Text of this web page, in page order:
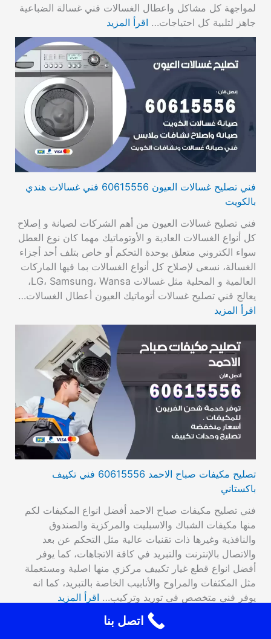
لمواجهة كل مشاكل واعطال الغسالات فني غسالة الضباعية
جاهز لتلبية كل احتياجات… اقرأ المزيد
فني تصليح غسالات العيون 60615556 فني غسالات هندي
بالكويت
فني تصليح غسالات العيون من أهم الشركات لصيانة و إصلاح
كل أنواع الغسالات العادية و الأوتوماتيك مهما كان نوع العطل
سواء الكتروني متعلق بوحدة التحكم أو خاص بتلف أحد أجزاء
الغسالة، نسعى لإصلاح كل أنواع الغسالات بما فيها الماركات
العالمية و المحلية مثل غسالات LG، Samsung، Wansa،
يعالج فني تصليح غسالات أتوماتيك العيون أعطال الغسالات…
اقرأ المزيد
تصليح مكيفات صباح الاحمد 60615556 فني تكييف
باكستاني
فني تصليح مكيفات صباح الاحمد أفضل انواع المكيفات لكم
منها مكيفات الشباك والاسبليت والمركزية والصندوق
والنافذية وغيرها ذات تقنيات عالية مثل التحكم عن بعد
والاتصال بالإنترنت والتبريد في كافة الاتجاهات، كما يوفر
أفضل انواع قطع غيار تكييف مركزي منها اصلية ومستعملة
مثل المكثفات والمراوح والأنابيب الخاصة بالتبريد، كما انه
يوفر فني متخصص في توريد وتركيب… اقرأ المزيد
اتصل بنا